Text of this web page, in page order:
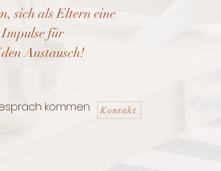
sich als Eltern eine
für
Austausch!
kommen. Kontakt